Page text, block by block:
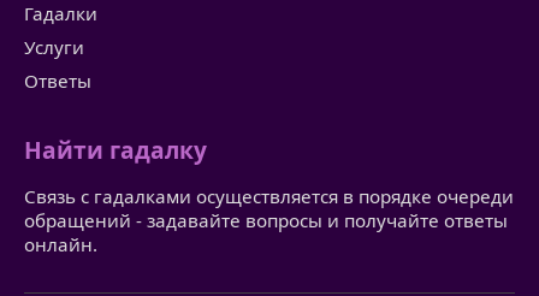
Гадалки
Услуги
Ответы
Найти гадалку
Связь с гадалками осуществляется в порядке очереди
обращений - задавайте вопросы и получайте ответы
онлайн.